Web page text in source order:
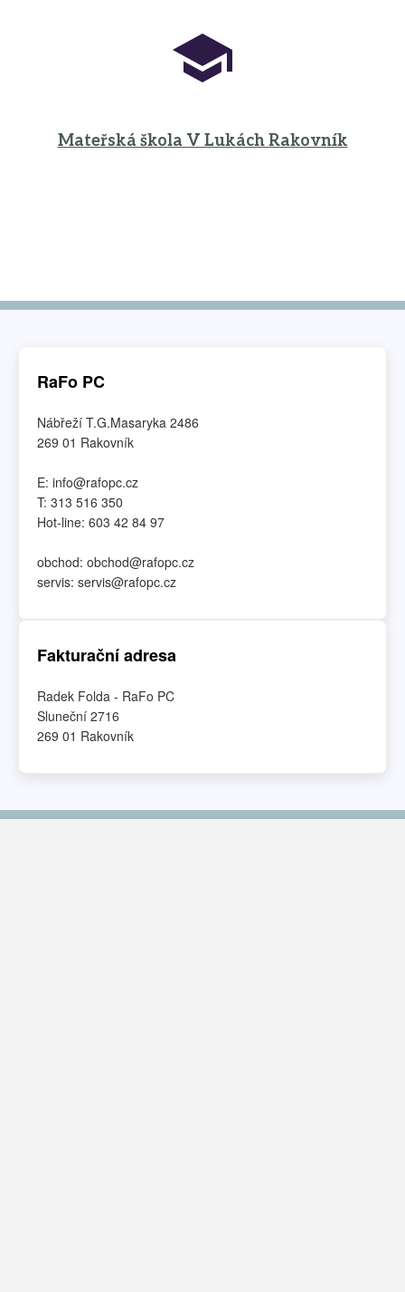
Mateřská škola V Lukách Rakovník
RaFo PC
Nábřeží T.G.Masaryka 2486
269 01 Rakovník
E: info@rafopc.cz
T: 313 516 350
Hot-line: 603 42 84 97
obchod: obchod@rafopc.cz
servis: servis@rafopc.cz
Fakturační adresa
Radek Folda - RaFo PC
Sluneční 2716
269 01 Rakovník